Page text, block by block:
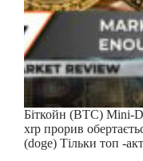
Біткойн (BTC) Mini-
xrp прорив
(doge) Тільки топ -